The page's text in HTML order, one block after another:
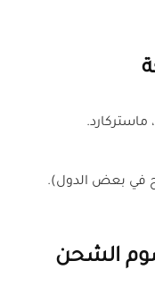
ماستركارد.
في بعض الدول).
الشحن